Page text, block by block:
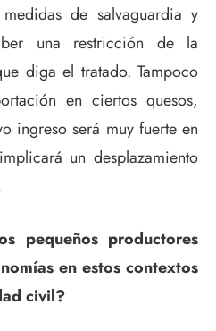
de salvaguardia y
una restricción de la
diga el tratado. Tampoco
en ciertos quesos,
ingreso será muy fuerte en
un desplazamiento
pequeños productores
en estos contextos
civil?